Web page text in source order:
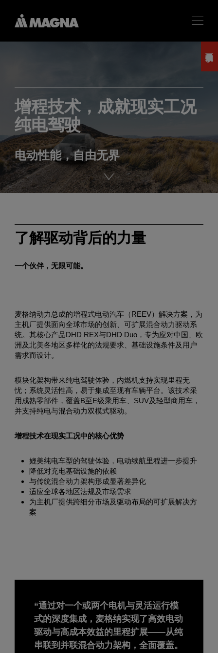
Enter
search
terms
增程技术，成就现实工况
纯电驾驶
电动性能，自由无界
了解驱动背后的力量
一个伙伴 ，无限可能。
麦格纳动力总成的增程式电动汽车（REEV）解决方案，为
主机厂提供面向全球市场的创新、可扩展混合动力驱动系
统。其核心产品DHD REX与DHD Duo，专为应对中国、欧
洲及北美各地区多样化的法规要求、基础设施条件及用户
需求而设计。
模块化架构带来纯电驾驶体验，内燃机支持实现里程无
忧；系统灵活性高，易于集成至现有车辆平台。该技术采
用成熟零部件，覆盖B至E级乘用车、SUV及轻型商用车，
并支持纯电与混合动力双模式驱动。
增程技术在现实工况中的核心优势
媲美纯电车型的驾驶体验，电动续航里程进一步提升
降低对充电基础设施的依赖
与传统混合动力架构形成显著差异化
适应全球各地区法规及市场需求
为主机厂提供跨细分市场及驱动布局的可扩展解决方
案
“通过对一个或两个电机与灵活运行模
式的深度集成，麦格纳实现了高效电动
驱动与高成本效益的里程扩展——从纯
串联到并联混合动力架构，全面覆盖。